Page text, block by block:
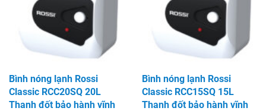
Bình nóng lạnh Rossi
Classic RCC20SQ 20L
Thanh đốt bảo hành vĩnh
Bình nóng lạnh Rossi
Classic RCC15SQ 15L
Thanh đốt bảo hành vĩnh